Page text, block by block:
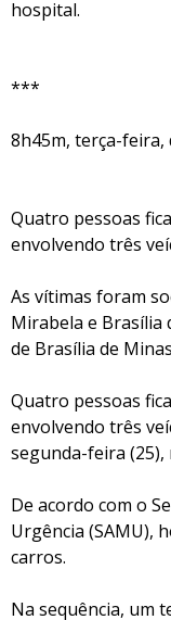
hospital.
***
8h45m, terça-feira,
Quatro pessoas
envolvendo três
As vítimas foram
Mirabela e Brasília
de Brasília de Minas
Quatro pessoas
envolvendo três
segunda-feira (25),
De acordo com o
Urgência (SAMU),
carros.
Na sequência, um